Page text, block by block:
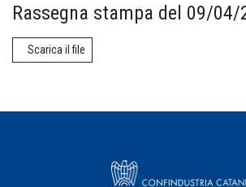
Rassegna stampa del 09/04/
Scarica il file